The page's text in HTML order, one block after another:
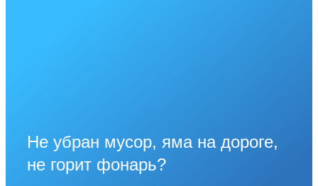
Не убран мусор, яма на дороге,
не горит фонарь?